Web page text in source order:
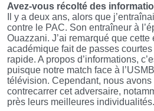
Avez-vous récolté des
Il y a deux ans, alors que
contre le PAC. Son entraîneur à
Ouazzani. J’ai remarqué que
académique fait de passes
rapide. A propos d’informations,
puisque notre match face à
télévision. Cependant, nous avons
contrecarrer cet adversaire,
près leurs meilleures individualités.